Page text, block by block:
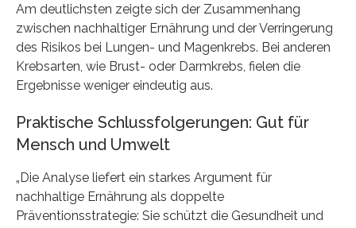
Am deutlichsten zeigte sich der Zusammenhang
zwischen nachhaltiger Ernährung und der Verringerung
des Risikos bei Lungen- und Magenkrebs. Bei anderen
Krebsarten, wie Brust- oder Darmkrebs, fielen die
Ergebnisse weniger eindeutig aus.
Praktische Schlussfolgerungen: Gut für
Mensch und Umwelt
„Die Analyse liefert ein starkes Argument für
nachhaltige Ernährung als doppelte
Präventionsstrategie: Sie schützt die Gesundheit und